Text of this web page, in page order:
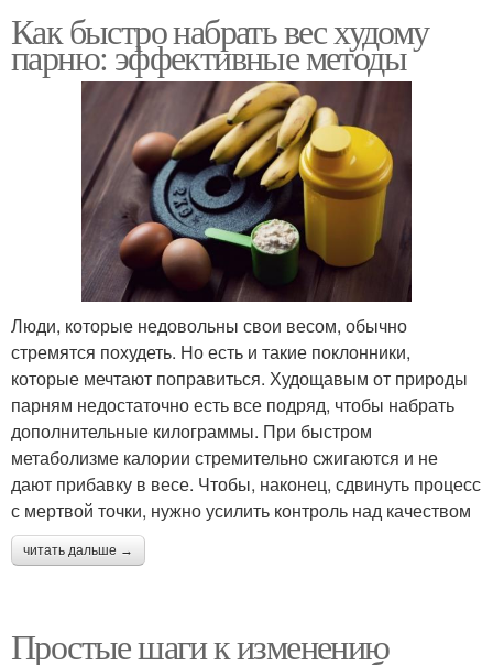
Как быстро набрать вес худому
парню: эффективные методы
Люди, которые недовольны свои весом, обычно
стремятся похудеть. Но есть и такие поклонники,
которые мечтают поправиться. Худощавым от природы
парням недостаточно есть все подряд, чтобы набрать
дополнительные килограммы. При быстром
метаболизме калории стремительно сжигаются и не
дают прибавку в весе. Чтобы, наконец, сдвинуть процесс
с мертвой точки, нужно усилить контроль над качеством
читать дальше →
Простые шаги к изменению